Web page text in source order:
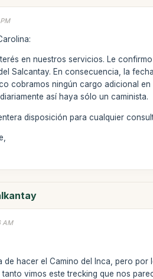
en nuestros servicios. Le
Salcantay. En consecuencia, la
cobramos ningún cargo adicional
así haya sólo un caminista.
disposición para cualquier
AM
de hacer el Camino del Inca, pero
vimos este trecking que nos